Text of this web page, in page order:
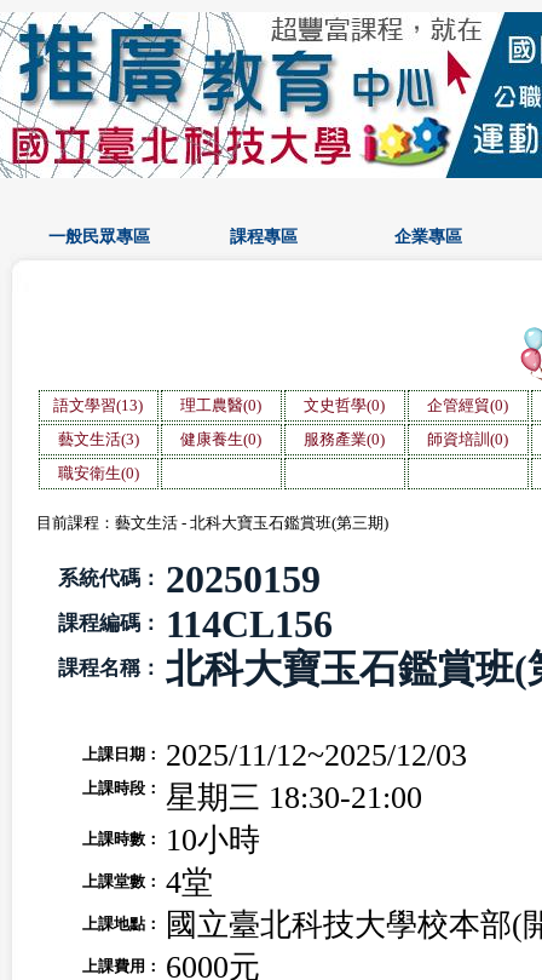
一般民眾專區 課程專區 企業專區
語文學習(13) 理工農醫(0) 文史哲學(0)
企管經貿(0)
藝文生活(3)
健康養生(0) 服務產業(0)
師資培訓(0)
職安衛生(0)
目前課程：藝文生活 - 北科大寶玉石鑑賞班(第三期)
系統代碼： 20250159
課程編碼： 114CL156
課程名稱： 北科大寶玉石鑑賞班(
上課日期： 2025/11/12~2025/12/03
上課時段： 星期三 18:30-21:00
上課時數： 10小時
上課堂數： 4堂
上課地點： 國立臺北科技大學校本部(
上課費用： 6000元